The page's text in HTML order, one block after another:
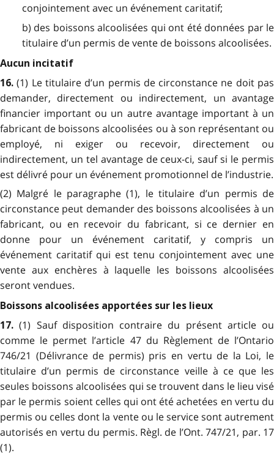
conjointement avec un événement caritatif;
b) des boissons alcoolisées qui ont été données par le
titulaire d’un permis de vente de boissons alcoolisées.
Aucun incitatif
16.(1) Le titulaire d’un permis de circonstance ne doit pas
demander, directement ou indirectement, un avantage
financier important ou un autre avantage important à un
fabricant de boissons alcoolisées ou à son représentant ou
employé, ni exiger ou recevoir, directement ou
indirectement, un tel avantage de ceux-ci, sauf si le permis
est délivré pour un événement promotionnel de l’industrie.
(2) Malgré le paragraphe (1), le titulaire d’un permis de
circonstance peut demander des boissons alcoolisées à un
fabricant, ou en recevoir du fabricant, si ce dernier en
donne pour un événement caritatif, y compris un
événement caritatif qui est tenu conjointement avec une
vente aux enchères à laquelle les boissons alcoolisées
seront vendues.
Boissons alcoolisées apportées sur les lieux
17.(1) Sauf disposition contraire du présent article ou
comme le permet l’article 47 du Règlement de l’Ontario
746/21 (Délivrance de permis) pris en vertu de la Loi, le
titulaire d’un permis de circonstance veille à ce que les
seules boissons alcoolisées qui se trouvent dans le lieu visé
par le permis soient celles qui ont été achetées en vertu du
permis ou celles dont la vente ou le service sont autrement
autorisés en vertu du permis. Règl. de l’Ont. 747/21, par. 17
(1).